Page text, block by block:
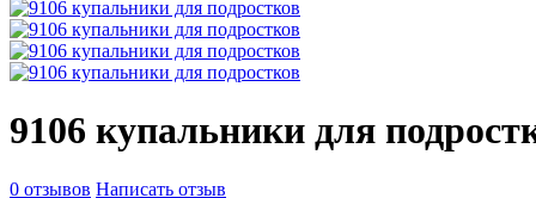
9106 купальники для
0 отзывов Написать отзыв